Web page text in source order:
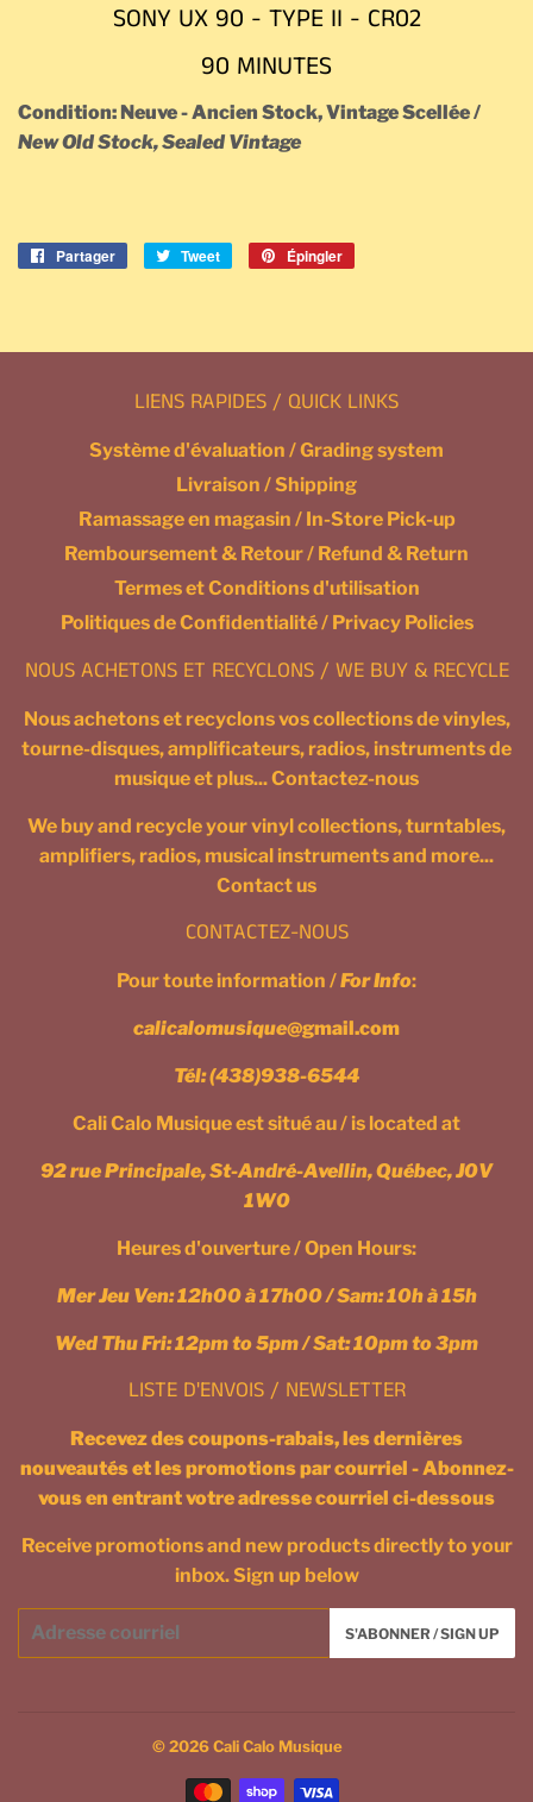
SONY UX 90 - TYPE II - CR02
90 MINUTES
Condition: Neuve - Ancien Stock, Vintage Scellée /
New Old Stock, Sealed Vintage
Partager
PartagerTweet
Tweeter
Épingler
LIENS RAPIDES / QUICK LINKS
Système d'évaluation / Grading system
Livraison / Shipping
Ramassage en magasin / In-Store Pick-up
Remboursement & Retour / Refund & Return
Termes et Conditions d'utilisation
Politiques de Confidentialité / Privacy Policies
NOUS ACHETONS ET RECYCLONS / WE BUY & RECYCLE
Nous achetons et recyclons vos collections de vinyles,
tourne-disques, amplificateurs, radios, instruments de
musique et plus... Contactez-nous
We buy and recycle your vinyl collections, turntables,
amplifiers, radios, musical instruments and more...
Contact us
CONTACTEZ-NOUS
Pour toute information /For Info:
calicalomusique@gmail.com
Tél:(438)938-6544
Cali Calo Musique est situé au / is located at
92 rue Principale, St-André-Avellin, Québec, J0V
1W0
Heures d'ouverture / Open Hours:
Mer Jeu Ven: 12h00 à 17h00 / Sam: 10h à 15h
Wed Thu Fri: 12pm to 5pm / Sat: 10pm to 3pm
LISTE D'ENVOIS / NEWSLETTER
Recevez des coupons-rabais, les dernières
nouveautés et les promotions par courriel - Abonnez-
vous en entrant votre adresse courriel ci-dessous
Receive promotions and new products directly to your
inbox. Sign up below
Courriel
S'ABONNER / SIGN UP
© 2026Cali Calo Musique
Icônes